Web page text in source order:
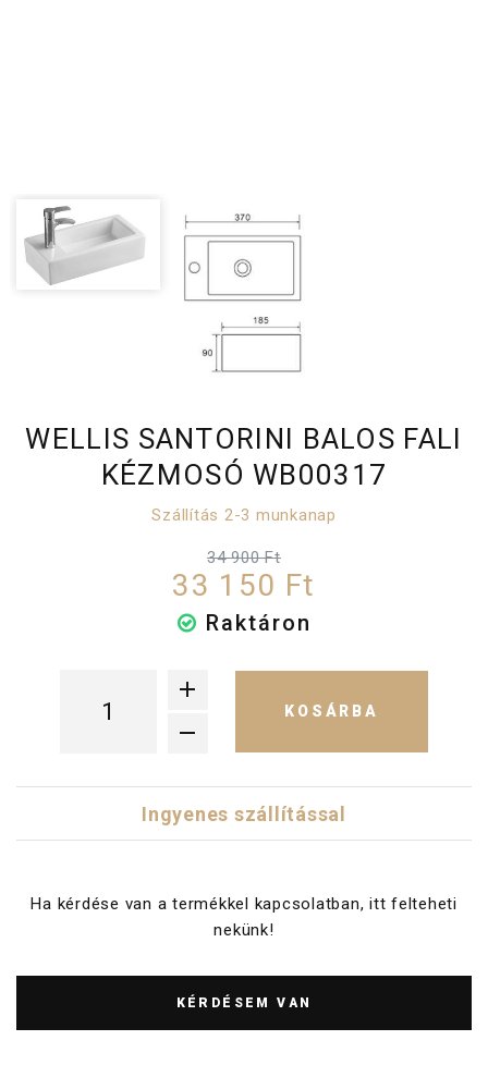
WELLIS SANTORINI BALOS FALI
KÉZMOSÓ WB00317
Szállítás 2-3 munkanap
34 900 Ft
33 150 Ft
Raktáron
KOSÁRBA
Ingyenes szállítással
Ha kérdése van a termékkel kapcsolatban, itt felteheti
nekünk!
KÉRDÉSEM VAN